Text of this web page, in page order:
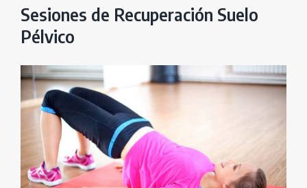
Sesiones de Recuperación Suelo
Pélvico